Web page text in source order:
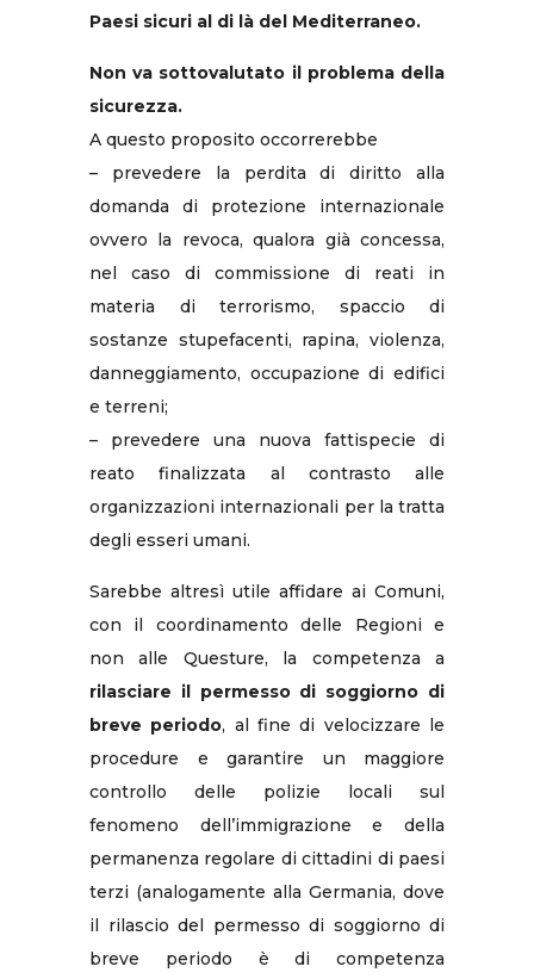
Paesi sicuri al di là del Mediterraneo.
Non va sottovalutato il problema della
sicurezza.
A questo proposito occorrerebbe
– prevedere la perdita di diritto alla
domanda di protezione internazionale
ovvero la revoca, qualora già concessa,
nel caso di commissione di reati in
materia di terrorismo, spaccio di
sostanze stupefacenti, rapina, violenza,
danneggiamento, occupazione di edifici
e terreni;
– prevedere una nuova fattispecie di
reato finalizzata al contrasto alle
organizzazioni internazionali per la tratta
degli esseri umani.
Sarebbe altresì utile affidare ai Comuni,
con il coordinamento delle Regioni e
non alle Questure, la competenza a
rilasciare il permesso di soggiorno di
breve periodo, al fine di velocizzare le
procedure e garantire un maggiore
controllo delle polizie locali sul
fenomeno dell’immigrazione e della
permanenza regolare di cittadini di paesi
terzi (analogamente alla Germania, dove
il rilascio del permesso di soggiorno di
breve periodo è di competenza